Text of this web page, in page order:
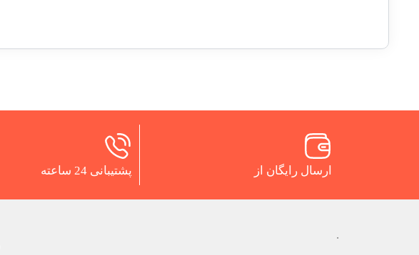
ارسال رایگان از پشتیبانی 24 ساعته
.